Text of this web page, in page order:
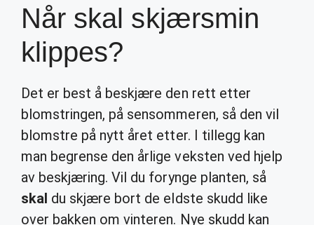
Når skal skjærsmin
klippes?
Det er best å beskjære den rett etter
blomstringen, på sensommeren, så den vil
blomstre på nytt året etter. I tillegg kan
man begrense den årlige veksten ved hjelp
av beskjæring. Vil du forynge planten, så
skal du skjære bort de eldste skudd like
over bakken om vinteren. Nye skudd kan